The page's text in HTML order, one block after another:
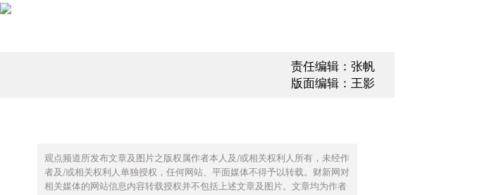
责任编辑：张帆
版面编辑：王影
观点频道所发布文章及图片之版权属作者本人及/或相关权利人所有，未经作
者及/或相关权利人单独授权，任何网站、平面媒体不得予以转载。财新网对
相关媒体的网站信息内容转载授权并不包括上述文章及图片。文章均为作者